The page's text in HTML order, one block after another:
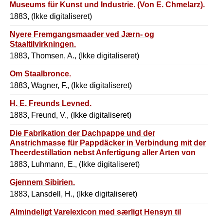
Museums für Kunst und Industrie. (Von E. Chmelarz).
1883, (Ikke digitaliseret)
Nyere Fremgangsmaader ved Jærn- og
Staaltilvirkningen.
1883, Thomsen, A., (Ikke digitaliseret)
Om Staalbronce.
1883, Wagner, F., (Ikke digitaliseret)
H. E. Freunds Levned.
1883, Freund, V., (Ikke digitaliseret)
Die Fabrikation der Dachpappe und der
Anstrichmasse für Pappdäcker in Verbindung mit der
Theerdestillation nebst Anfertigung aller Arten von
Pappbedachungen und Asphaltierungen.
1883, Luhmann, E., (Ikke digitaliseret)
Gjennem Sibirien.
1883, Lansdell, H., (Ikke digitaliseret)
Almindeligt Varelexicon med særligt Hensyn til